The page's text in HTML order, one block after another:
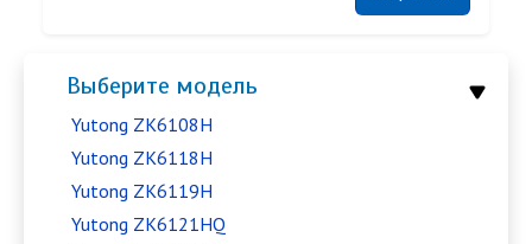
Выберите модель
Yutong ZK6108H
Yutong ZK6118H
Yutong ZK6119H
Yutong ZK6121HQ